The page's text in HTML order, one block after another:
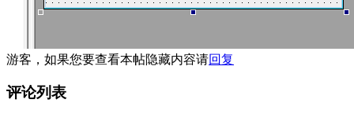
游客，如果您要查看本帖隐藏内容请回复
评论列表